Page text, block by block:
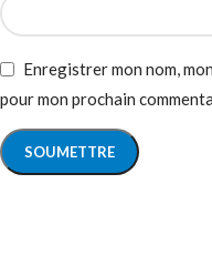
Enregistrer mon nom,
pour mon prochain